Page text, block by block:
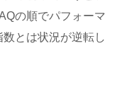
の順でパフォーマ
とは状況が逆転し